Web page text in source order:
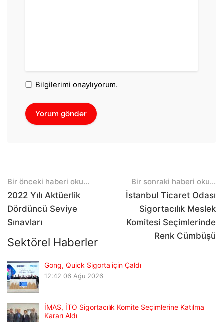
Bilgilerimi onaylıyorum.
Post
navigation
Bir önceki haberi oku...
2022 Yılı Aktüerlik
Dördüncü Seviye
Sınavları
Bir sonraki haberi oku...
İstanbul Ticaret Odası
Sigortacılık Meslek
Komitesi Seçimlerinde
Renk Cümbüşü
Sektörel Haberler
Gong, Quick Sigorta için Çaldı
12:42 06 Ağu 2026
İMAS, İTO Sigortacılık Komite Seçimlerine Katılma
Kararı Aldı